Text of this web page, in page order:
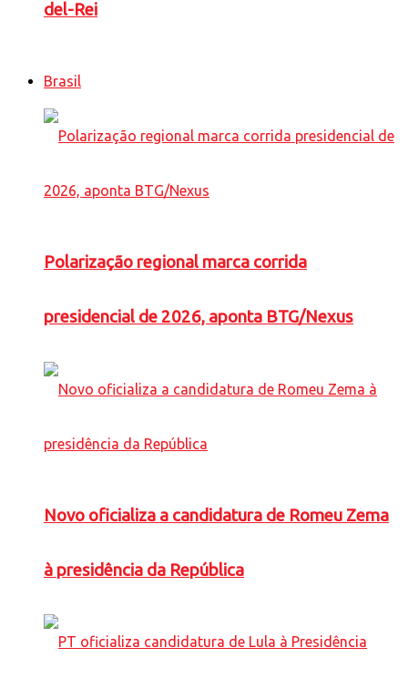
del-Rei
Brasil
Polarização regional marca corrida
presidencial de 2026, aponta BTG/Nexus
Novo oficializa a candidatura de Romeu Zema
à presidência da República